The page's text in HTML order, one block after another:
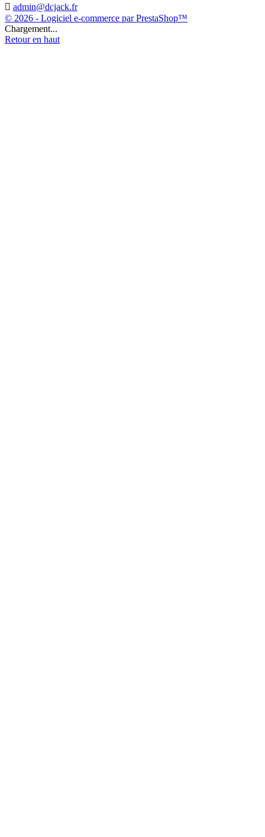
 admin@dcjack.fr
© 2026 - Logiciel e-commerce par PrestaShop™
Chargement...
Retour en haut